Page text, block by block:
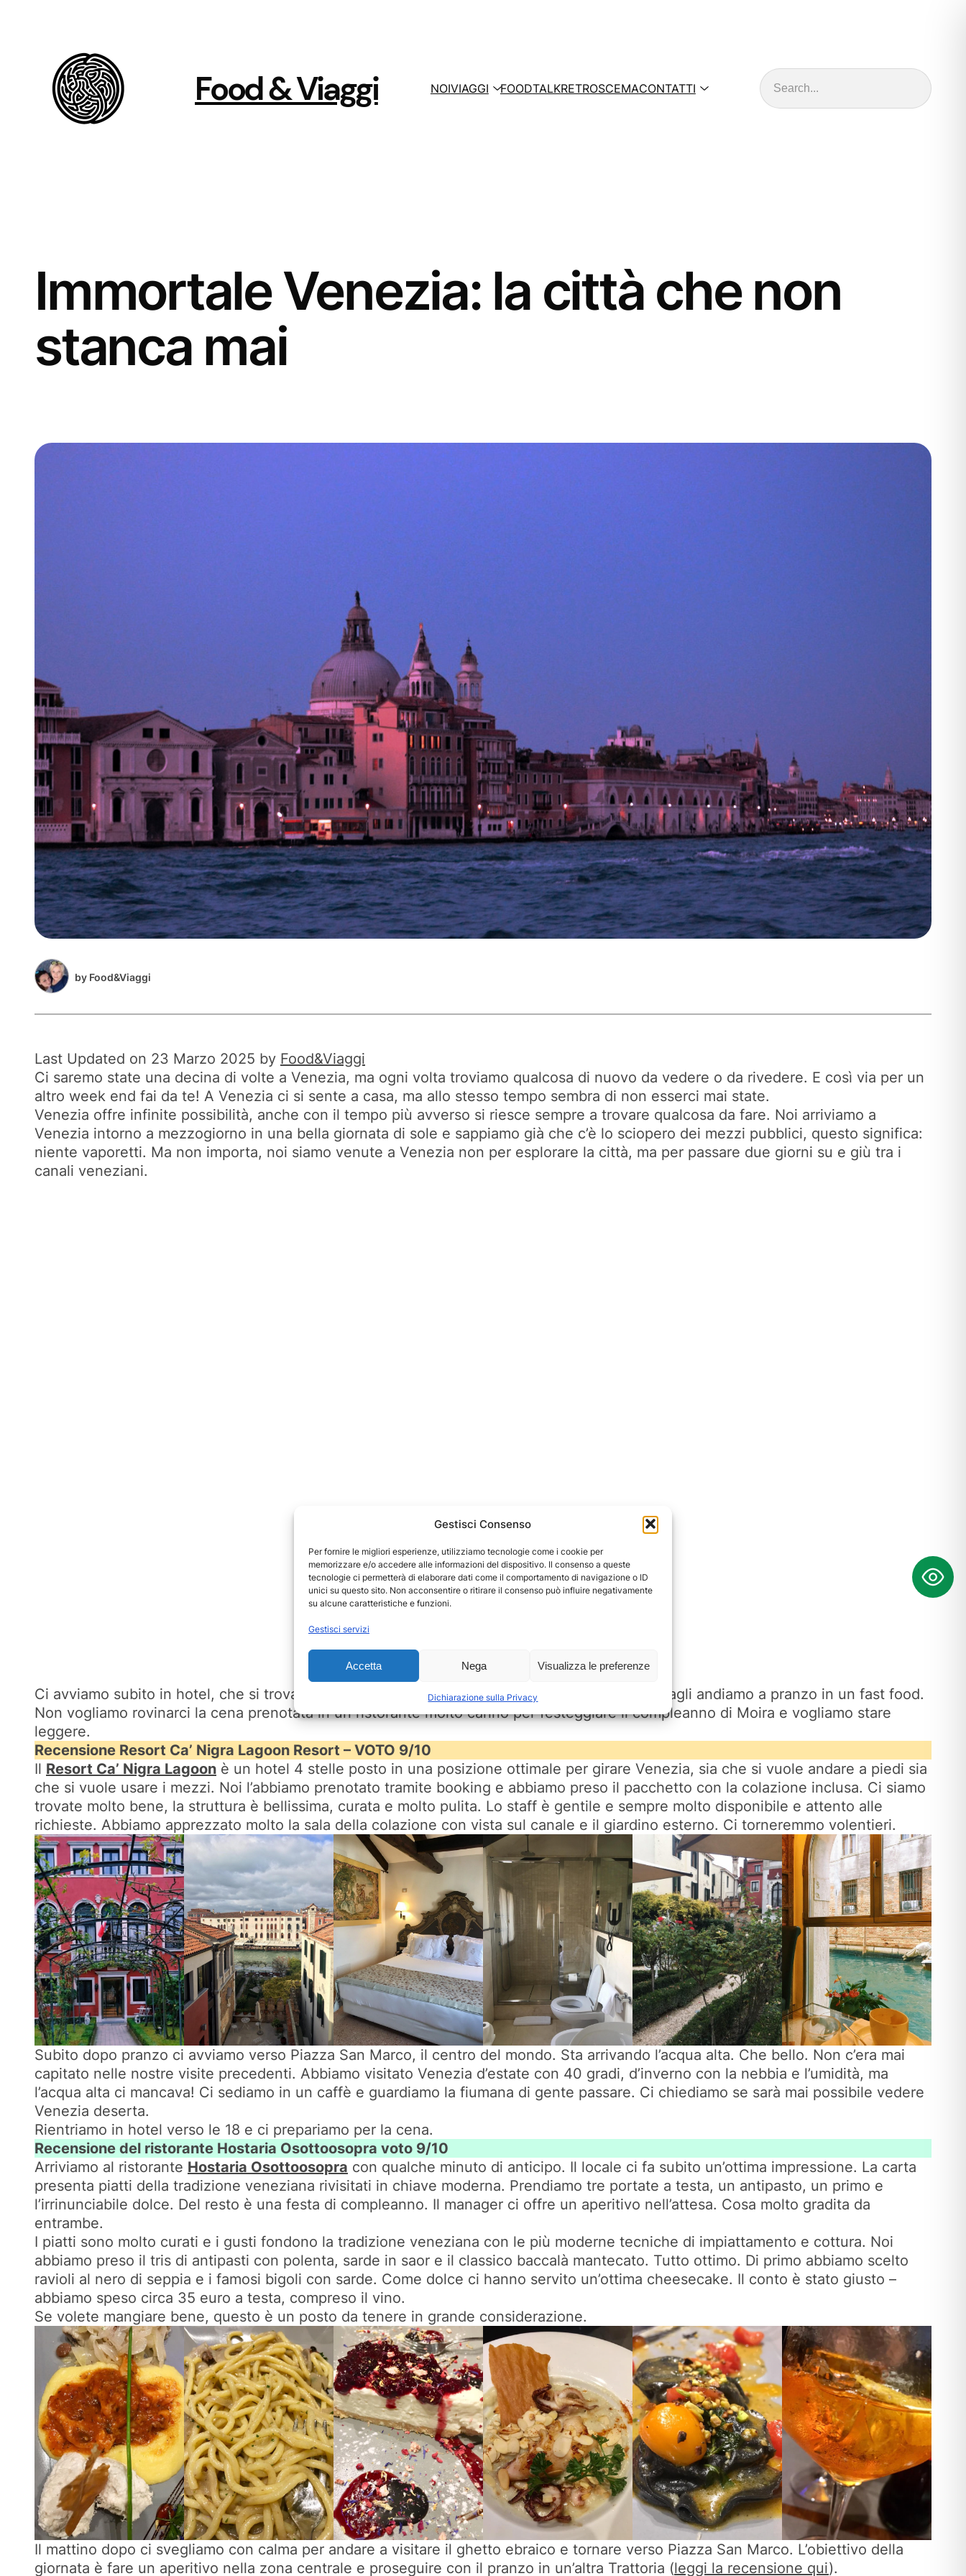
Gestisci Consenso
Per fornire le migliori esperienze, utilizziamo tecnologie come i cookie per
memorizzare e/o accedere alle informazioni del dispositivo. Il consenso a queste
tecnologie ci permetterà di elaborare dati come il comportamento di navigazione o ID
unici su questo sito. Non acconsentire o ritirare il consenso può influire negativamente
su alcune caratteristiche e funzioni.
Gestisci servizi
Accetta Nega Visualizza le preferenze
Dichiarazione sulla Privacy
Food & Viaggi NOIVIAGGI FOODTALKRETROSCEMACONTATTI
Cerca
Immortale Venezia: la città che non
stanca mai
by Food&Viaggi
Last Updated on 23 Marzo 2025 by Food&Viaggi
Ci saremo state una decina di volte a Venezia, ma ogni volta troviamo qualcosa di nuovo da vedere o da rivedere. E così via per un
altro week end fai da te! A Venezia ci si sente a casa, ma allo stesso tempo sembra di non esserci mai state.
Venezia offre infinite possibilità, anche con il tempo più avverso si riesce sempre a trovare qualcosa da fare. Noi arriviamo a
Venezia intorno a mezzogiorno in una bella giornata di sole e sappiamo già che c’è lo sciopero dei mezzi pubblici, questo significa:
niente vaporetti. Ma non importa, noi siamo venute a Venezia non per esplorare la città, ma per passare due giorni su e giù tra i
canali veneziani.
Fai clic su "Accetto" per abilitare Youtube
Accetto
Ci avviamo subito in hotel, che si trova a due passi dalla stazione e dopo aver depositato bagagli andiamo a pranzo in un fast food.
Non vogliamo rovinarci la cena prenotata in un ristorante molto carino per festeggiare il compleanno di Moira e vogliamo stare
leggere.
Recensione Resort Ca’ Nigra Lagoon Resort – VOTO 9/10
Il Resort Ca’ Nigra Lagoon è un hotel 4 stelle posto in una posizione ottimale per girare Venezia, sia che si vuole andare a piedi sia
che si vuole usare i mezzi. Noi l’abbiamo prenotato tramite booking e abbiamo preso il pacchetto con la colazione inclusa. Ci siamo
trovate molto bene, la struttura è bellissima, curata e molto pulita. Lo staff è gentile e sempre molto disponibile e attento alle
richieste. Abbiamo apprezzato molto la sala della colazione con vista sul canale e il giardino esterno. Ci torneremmo volentieri.
Subito dopo pranzo ci avviamo verso Piazza San Marco, il centro del mondo. Sta arrivando l’acqua alta. Che bello. Non c’era mai
capitato nelle nostre visite precedenti. Abbiamo visitato Venezia d’estate con 40 gradi, d’inverno con la nebbia e l’umidità, ma
l’acqua alta ci mancava! Ci sediamo in un caffè e guardiamo la fiumana di gente passare. Ci chiediamo se sarà mai possibile vedere
Venezia deserta.
Rientriamo in hotel verso le 18 e ci prepariamo per la cena.
Recensione del ristorante Hostaria Osottoosopra voto 9/10
Arriviamo al ristorante Hostaria Osottoosopra con qualche minuto di anticipo. Il locale ci fa subito un’ottima impressione. La carta
presenta piatti della tradizione veneziana rivisitati in chiave moderna. Prendiamo tre portate a testa, un antipasto, un primo e
l’irrinunciabile dolce. Del resto è una festa di compleanno. Il manager ci offre un aperitivo nell’attesa. Cosa molto gradita da
entrambe.
I piatti sono molto curati e i gusti fondono la tradizione veneziana con le più moderne tecniche di impiattamento e cottura. Noi
abbiamo preso il tris di antipasti con polenta, sarde in saor e il classico baccalà mantecato. Tutto ottimo. Di primo abbiamo scelto
ravioli al nero di seppia e i famosi bigoli con sarde. Come dolce ci hanno servito un’ottima cheesecake. Il conto è stato giusto –
abbiamo speso circa 35 euro a testa, compreso il vino.
Se volete mangiare bene, questo è un posto da tenere in grande considerazione.
Il mattino dopo ci svegliamo con calma per andare a visitare il ghetto ebraico e tornare verso Piazza San Marco. L’obiettivo della
giornata è fare un aperitivo nella zona centrale e proseguire con il pranzo in un’altra Trattoria (leggi la recensione qui).